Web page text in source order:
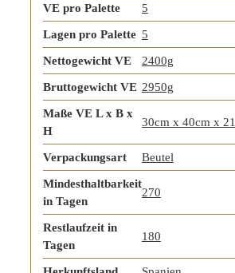
VE pro Palette 5
Lagen pro Palette 5
Nettogewicht VE 2400g
Bruttogewicht VE 2950g
Maße VE L x B x
H
30cm x 40cm x
Verpackungsart Beutel
Mindesthaltbarkeit
in Tagen
270
Restlaufzeit in
Tagen
180